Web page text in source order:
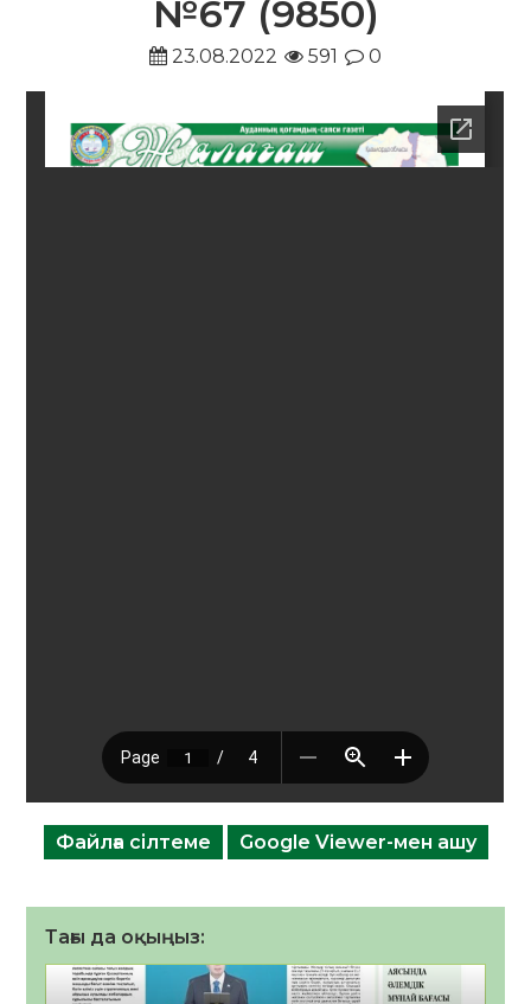
№67 (9850)
23.08.2022 591 0
Файлға сілтеме Google Viewer-мен ашу
Тағы да оқыңыз: